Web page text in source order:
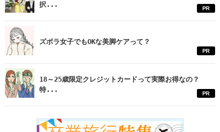
択...
PR
ズボラ女子でもOKな美脚ケアって？
PR
18～25歳限定クレジットカードって実際お得なの？
特...
PR